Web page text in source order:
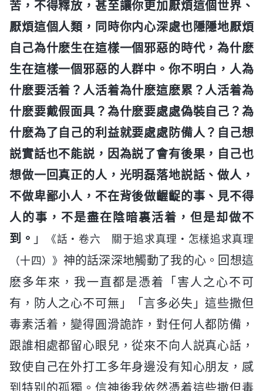
苦，不得釋放，甚至讓你更加厭煩這個世界、
厭煩這個人類，同時你内心深處也隱隱地厭煩
自己為什麽生在這樣一個邪惡的時代，為什麽
生在這樣一個邪惡的人群中。你不明白，人為
什麽要活着？人活着為什麽這麽累？人活着為
什麽要戴假面具？為什麽要處處偽裝自己？為
什麽為了自己的利益就要處處防備人？自己想
説實話也不能説，因為説了會有後果，自己也
想做一回真正的人，光明磊落地説話、做人，
不做卑鄙小人，不在背後做齷齪的事、見不得
人的事，不是盡在陰暗裏活着，但是却做不
到。 」
《話・卷六 關于追求真理・怎樣追求真理
（十四）》 神的話深深地觸動了我的心。回想這
麽多年來，我一直都是憑着「害人之心不可
有，防人之心不可無」「言多必失」這些撒但
毒素活着，變得圓滑詭詐，對任何人都防備，
跟誰相處都留心眼兒，從來不向人説真心話，
致使自己在外打工多年身邊没有知心朋友，感
到特别的孤獨。信神後我依然憑着這些撒但毒